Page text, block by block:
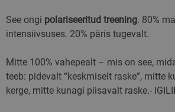
See ongi polariseeritud treening. 80%
intensiivsuses. 20% päris tugevalt.
Mitte 100% vahepealt – mis on see,
teeb: pidevalt “keskmiselt raske”, mitte
kerge, mitte kunagi piisavalt raske.-